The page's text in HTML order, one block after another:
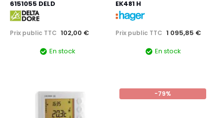
6151055 DELD
Prix public TTC 102,00 €
En stock
EK481 H
Prix public TTC 1 095,85 €
En stock
-79%